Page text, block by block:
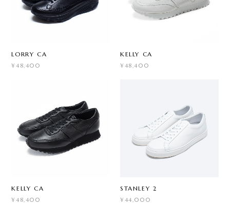
LORRY CA
¥48,400
KELLY CA
¥48,400
KELLY CA
¥48,400
STANLEY 2
¥44,000